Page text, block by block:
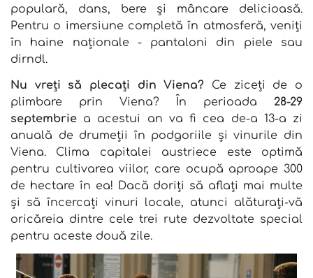
populară, dans, bere și mâncare delicioasă.
Pentru o imersiune completă în atmosferă, veniți
în haine naționale - pantaloni din piele sau
dirndl.
Nu vreți să plecați din Viena? Ce ziceți de o
plimbare prin Viena? În perioada 28-29
septembrie a acestui an va fi cea de-a 13-a zi
anuală de drumeții în podgoriile și vinurile din
Viena. Clima capitalei austriece este optimă
pentru cultivarea viilor, care ocupă aproape 300
de hectare în ea! Dacă doriți să aflați mai multe
și să încercați vinuri locale, atunci alăturați-vă
oricăreia dintre cele trei rute dezvoltate special
pentru aceste două zile.